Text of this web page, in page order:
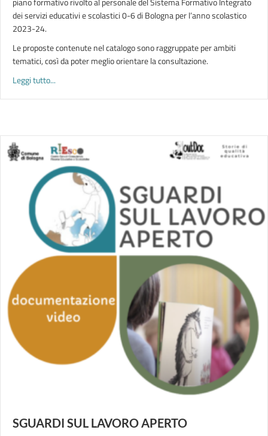
dei servizi educativi e scolastici 0-6 di Bologna per l’anno scolastico
2023-24.
Le proposte contenute nel catalogo sono raggruppate per ambiti
tematici, così da poter meglio orientare la consultazione.
Leggi tutto...
SGUARDI SUL LAVORO APERTO